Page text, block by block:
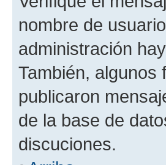
nombre de
administración
También, algunos
publicaron
de la base de
discuciones.